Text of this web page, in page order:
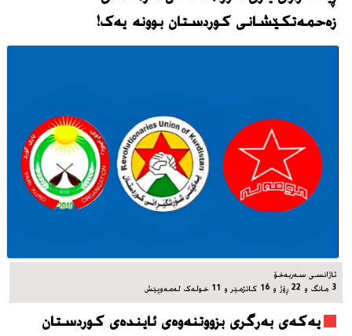
زەحمەتکێشانی کوردستان بوونه‌ یه‌ک!
ئاژانسی سه‌ربه‌خۆ
3 مانگ و 22 ڕۆژ و 16 کاتژمێر و 11 خوله‌ک له‌مه‌وپێش‌
یه‌که‌ی به‌رگری بزووتنه‌وه‌ی ئاینده‌ی کوردستان